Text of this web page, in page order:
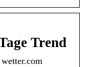
Trend